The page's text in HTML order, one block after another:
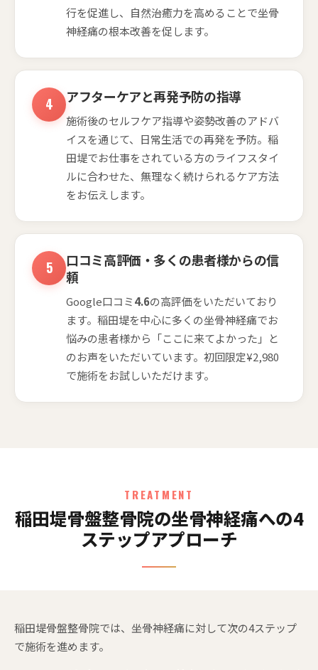
行を促進し、自然治癒力を高めることで坐骨
神経痛の根本改善を促します。
アフターケアと再発予防の指導
施術後のセルフケア指導や姿勢改善のアドバ
イスを通じて、日常生活での再発を予防。稲
田堤でお仕事をされている方のライフスタイ
ルに合わせた、無理なく続けられるケア方法
をお伝えします。
口コミ高評価・多くの患者様からの信
頼
Google口コミ4.6の高評価をいただいており
ます。稲田堤を中心に多くの坐骨神経痛でお
悩みの患者様から「ここに来てよかった」と
のお声をいただいています。初回限定¥2,980
で施術をお試しいただけます。
TREATMENT
稲田堤骨盤整骨院の坐骨神経痛への4
ステップアプローチ
稲田堤骨盤整骨院では、坐骨神経痛に対して次の4ステップ
で施術を進めます。